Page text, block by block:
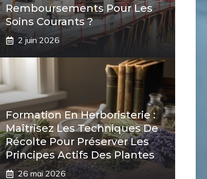
Remboursements Pour Les
Soins Courants ?
2 juin 2026
Formation En Herboristerie :
Maîtrisez Les Techniques De
Récolte Pour Préserver Les
Principes Actifs Des Plantes
26 mai 2026